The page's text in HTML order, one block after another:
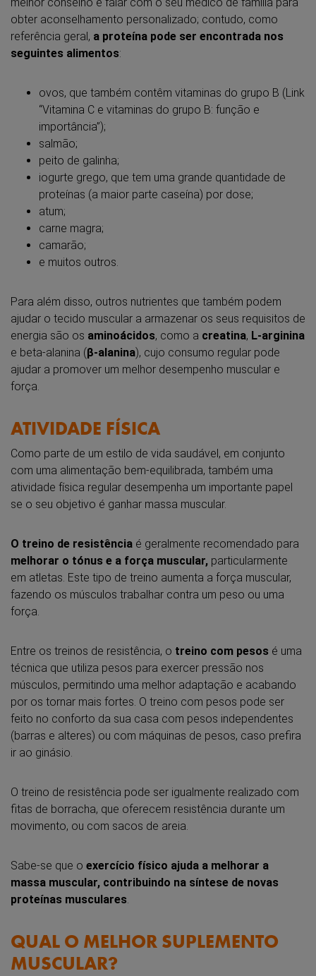
obter aconselhamento personalizado; contudo, como
referência geral, a proteína pode ser encontrada nos
seguintes alimentos:
ovos, que também contêm vitaminas do grupo B (Link
“Vitamina C e vitaminas do grupo B: função e
importância”);
salmão;
peito de galinha;
iogurte grego, que tem uma grande quantidade de
proteínas (a maior parte caseína) por dose;
atum;
carne magra;
camarão;
e muitos outros.
Para além disso, outros nutrientes que também podem
ajudar o tecido muscular a armazenar os seus requisitos de
energia são os aminoácidos, como a creatina, L-arginina
e beta-alanina (β-alanina), cujo consumo regular pode
ajudar a promover um melhor desempenho muscular e
força.
ATIVIDADE FÍSICA
Como parte de um estilo de vida saudável, em conjunto
com uma alimentação bem-equilibrada, também uma
atividade física regular desempenha um importante papel
se o seu objetivo é ganhar massa muscular.
O treino de resistência é geralmente recomendado para
melhorar o tónus e a força muscular, particularmente
em atletas. Este tipo de treino aumenta a força muscular,
fazendo os músculos trabalhar contra um peso ou uma
força.
Entre os treinos de resistência, o treino com pesos é uma
técnica que utiliza pesos para exercer pressão nos
músculos, permitindo uma melhor adaptação e acabando
por os tornar mais fortes. O treino com pesos pode ser
feito no conforto da sua casa com pesos independentes
(barras e alteres) ou com máquinas de pesos, caso prefira
ir ao ginásio.
O treino de resistência pode ser igualmente realizado com
fitas de borracha, que oferecem resistência durante um
movimento, ou com sacos de areia.
Sabe-se que o exercício físico ajuda a melhorar a
massa muscular, contribuindo na síntese de novas
proteínas musculares.
QUAL O MELHOR SUPLEMENTO
MUSCULAR?